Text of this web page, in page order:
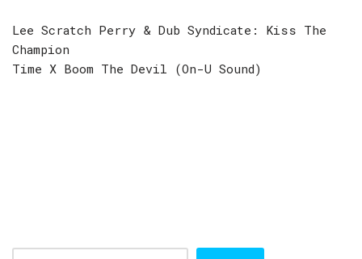
Lee Scratch Perry & Dub Syndicate: Kiss The
Champion
Time X Boom The Devil (On-U Sound)